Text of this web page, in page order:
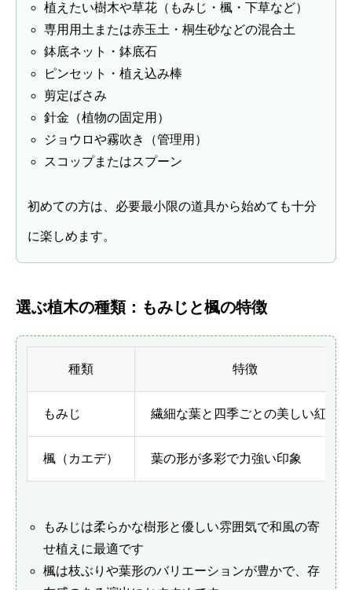
植えたい樹木や草花（もみじ・楓・下草など）
専用用土または赤玉土・桐生砂などの混合土
鉢底ネット・鉢底石
ピンセット・植え込み棒
剪定ばさみ
針金（植物の固定用）
ジョウロや霧吹き（管理用）
スコップまたはスプーン
初めての方は、必要最小限の道具から始めても十分
に楽しめます。
選ぶ植木の種類：もみじと楓の特徴
種類 特徴
もみじ 繊細な葉と四季ごとの美しい紅葉
楓（カエデ） 葉の形が多彩で力強い印象
もみじは柔らかな樹形と優しい雰囲気で和風の寄
せ植えに最適です
楓は枝ぶりや葉形のバリエーションが豊かで、存